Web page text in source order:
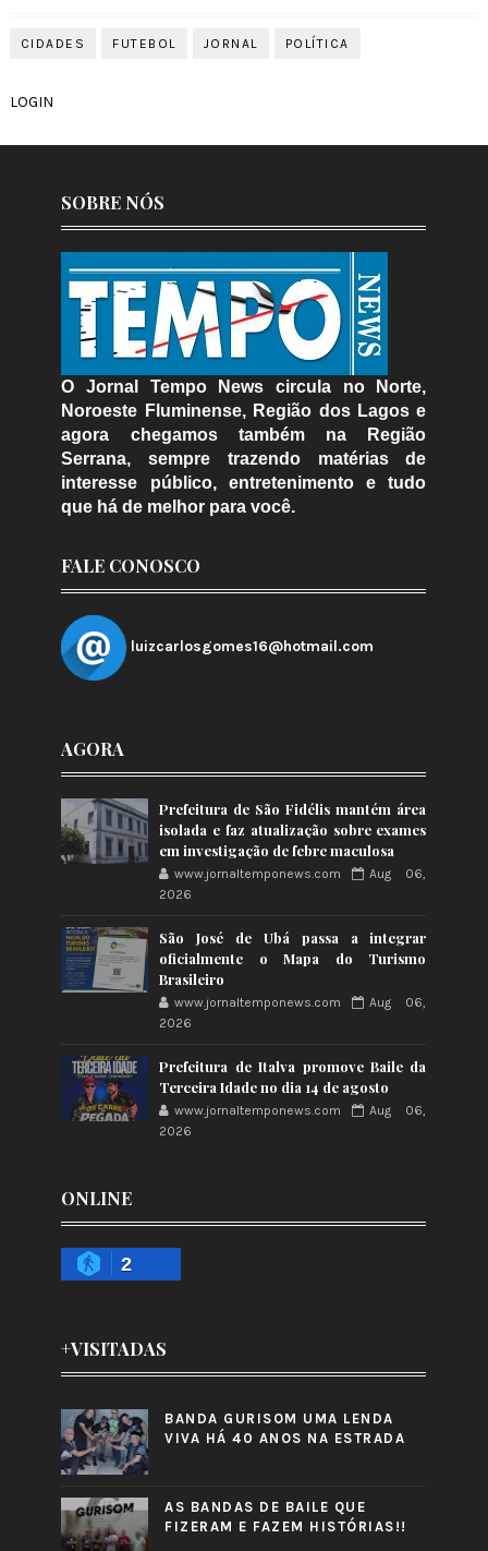
CIDADES FUTEBOL JORNAL POLÍTICA
LOGIN
SOBRE NÓS
O Jornal Tempo News circula no Norte,
Noroeste Fluminense, Região dos Lagos e
agora chegamos também na Região
Serrana, sempre trazendo matérias de
interesse público, entretenimento e tudo
que há de melhor para você.
FALE CONOSCO
luizcarlosgomes16@hotmail.com
AGORA
Prefeitura de São Fidélis mantém área
isolada e faz atualização sobre exames
em investigação de febre maculosa
www.jornaltemponews.com
Aug 06,
2026
São José de Ubá passa a integrar
oficialmente o Mapa do Turismo
Brasileiro
www.jornaltemponews.com
Aug 06,
2026
Prefeitura de Italva promove Baile da
Terceira Idade no dia 14 de agosto
www.jornaltemponews.com
Aug 06,
2026
ONLINE
2
+VISITADAS
BANDA GURISOM UMA LENDA
VIVA HÁ 40 ANOS NA ESTRADA
AS BANDAS DE BAILE QUE
FIZERAM E FAZEM HISTÓRIAS!!